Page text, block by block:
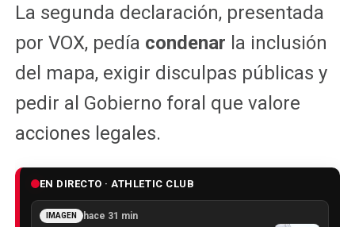
La segunda declaración, presentada
por VOX, pedía condenar la inclusión
del mapa, exigir disculpas públicas y
pedir al Gobierno foral que valore
acciones legales.
EN DIRECTO · ATHLETIC CLUB
IMAGEN hace 31 min